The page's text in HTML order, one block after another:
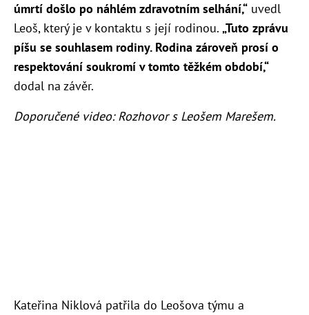
úmrtí došlo po náhlém zdravotním selhání,“ uvedl
Leoš, který je v kontaktu s její rodinou. „Tuto zprávu
píšu se souhlasem rodiny. Rodina zároveň prosí o
respektování soukromí v tomto těžkém období,“
dodal na závěr.
Doporučené video: Rozhovor s Leošem Marešem.
Kateřina Niklová patřila do Leošova týmu a